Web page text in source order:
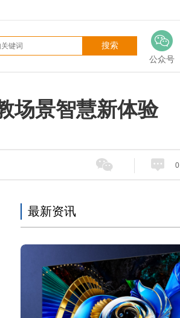
公众号
场景智慧新体验
0
最新资讯